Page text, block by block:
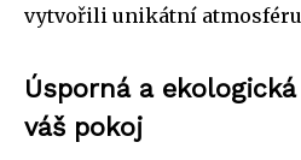
vytvořili unikátní atmosféru
Úsporná a
váš pokoj